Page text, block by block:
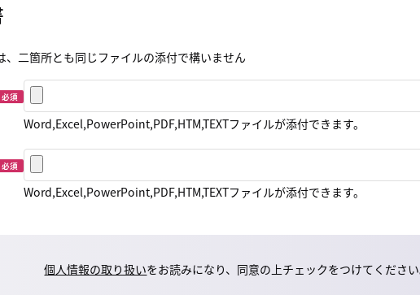
二箇所とも同じファイルの添付で構いません
必須
Word,Excel,PowerPoint,PDF,HTM,TEXTファイルが添付できます。
必須
Word,Excel,PowerPoint,PDF,HTM,TEXTファイルが添付できます。
個人情報の取り扱いをお読みになり、同意の上チェックをつけてくださ